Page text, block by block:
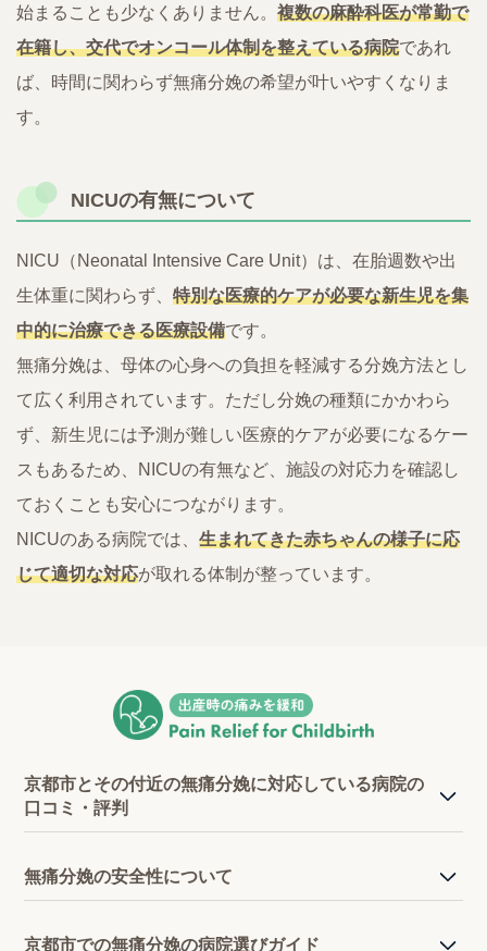
始まることも少なくありません。 複数の麻酔科医が常勤で
在籍し、交代でオンコール体制を整えている病院であれ
ば、時間に関わらず無痛分娩の希望が叶いやすくなりま
す。
NICUの有無について
NICU（Neonatal Intensive Care Unit）は、在胎週数や出
生体重に関わらず、 特別な医療的ケアが必要な新生児を集
中的に治療できる医療設備です。
無痛分娩は、母体の心身への負担を軽減する分娩方法とし
て広く利用されています。ただし分娩の種類にかかわら
ず、新生児には予測が難しい医療的ケアが必要になるケー
スもあるため、NICUの有無など、施設の対応力を確認し
ておくことも安心につながります。
NICUのある病院では、 生まれてきた赤ちゃんの様子に応
じて適切な対応が取れる体制が整っています。
京都市とその付近の無痛分娩に対応している病院の
口コミ・評判
無痛分娩の安全性について
京都市での無痛分娩の病院選びガイド